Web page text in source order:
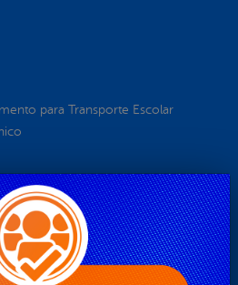
para Transporte Escolar
de Assistência Social
de Saúde